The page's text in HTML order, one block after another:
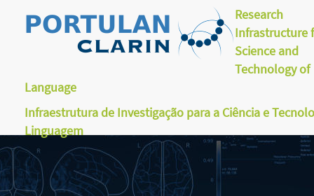
Research
Infrastructure
Science and
Technology of
Language
Infraestrutura de Investigação para a Ciência e
Linguagem